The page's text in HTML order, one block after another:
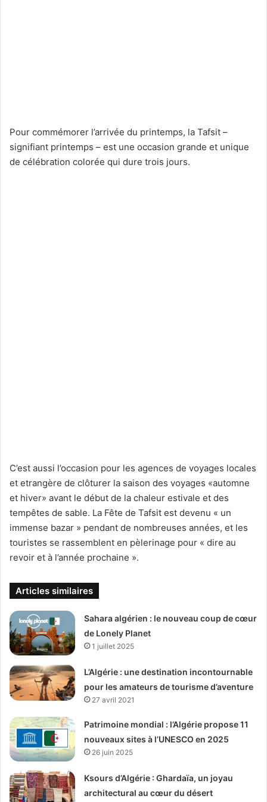
Pour commémorer l’arrivée du printemps, la Tafsit –
signifiant printemps – est une occasion grande et unique
de célébration colorée qui dure trois jours.
C’est aussi l’occasion pour les agences de voyages locales
et etrangère de clôturer la saison des voyages «automne
et hiver» avant le début de la chaleur estivale et des
tempêtes de sable. La Fête de Tafsit est devenu « un
immense bazar » pendant de nombreuses années, et les
touristes se rassemblent en pèlerinage pour « dire au
revoir et à l’année prochaine ».
Articles similaires
Sahara algérien : le nouveau coup de cœur
de Lonely Planet
1 juillet 2025
L’Algérie : une destination incontournable
pour les amateurs de tourisme d’aventure
27 avril 2021
Patrimoine mondial : l’Algérie propose 11
nouveaux sites à l’UNESCO en 2025
26 juin 2025
Ksours d’Algérie : Ghardaïa, un joyau
architectural au cœur du désert